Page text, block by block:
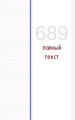
689
полный
текст